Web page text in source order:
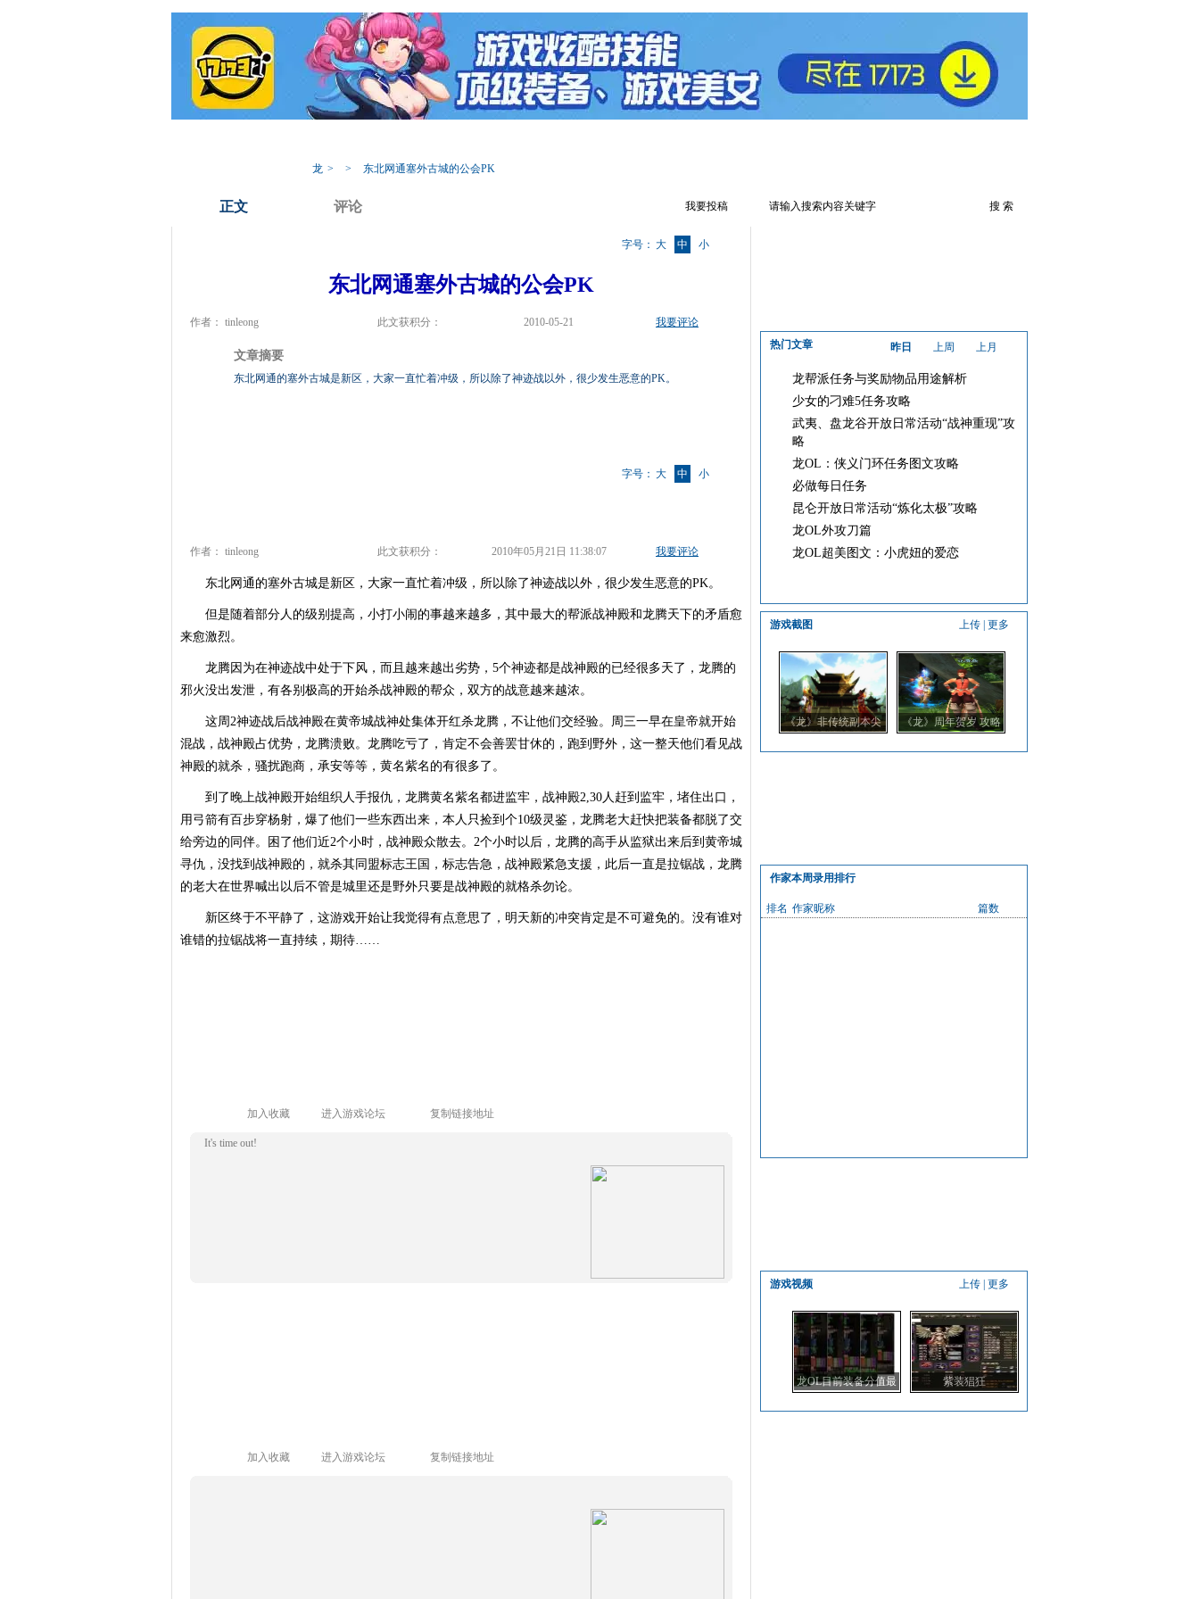
龙 > > 东北网通塞外古城的公会PK
正文 评论 我要投稿
字号： 大 中 小
东北网通塞外古城的公会PK
作者： tinleong 此文获积分： 2010-05-21 我要评论
文章摘要
东北网通的塞外古城是新区，大家一直忙着冲级，所以除了神迹战以外，很少发生恶意的PK。
字号： 大 中 小
作者： tinleong 此文获积分： 2010年05月21日 11:38:07 我要评论
东北网通的塞外古城是新区，大家一直忙着冲级，所以除了神迹战以外，很少发生恶意的PK。
但是随着部分人的级别提高，小打小闹的事越来越多，其中最大的帮派战神殿和龙腾天下的矛盾愈
来愈激烈。
龙腾因为在神迹战中处于下风，而且越来越出劣势，5个神迹都是战神殿的已经很多天了，龙腾的
邪火没出发泄，有各别极高的开始杀战神殿的帮众，双方的战意越来越浓。
这周2神迹战后战神殿在黄帝城战神处集体开红杀龙腾，不让他们交经验。周三一早在皇帝就开始
混战，战神殿占优势，龙腾溃败。龙腾吃亏了，肯定不会善罢甘休的，跑到野外，这一整天他们看见战
神殿的就杀，骚扰跑商，承安等等，黄名紫名的有很多了。
到了晚上战神殿开始组织人手报仇，龙腾黄名紫名都进监牢，战神殿2,30人赶到监牢，堵住出口，
用弓箭有百步穿杨射，爆了他们一些东西出来，本人只捡到个10级灵鉴，龙腾老大赶快把装备都脱了交
给旁边的同伴。困了他们近2个小时，战神殿众散去。2个小时以后，龙腾的高手从监狱出来后到黄帝城
寻仇，没找到战神殿的，就杀其同盟标志王国，标志告急，战神殿紧急支援，此后一直是拉锯战，龙腾
的老大在世界喊出以后不管是城里还是野外只要是战神殿的就格杀勿论。
新区终于不平静了，这游戏开始让我觉得有点意思了，明天新的冲突肯定是不可避免的。没有谁对
谁错的拉锯战将一直持续，期待……
加入收藏 进入游戏论坛 复制链接地址
It's time out!
加入收藏 进入游戏论坛 复制链接地址
热门文章 昨日 上周 上月
龙帮派任务与奖励物品用途解析
少女的刁难5任务攻略
武夷、盘龙谷开放日常活动“战神重现”攻
略
龙OL：侠义门环任务图文攻略
必做每日任务
昆仑开放日常活动“炼化太极”攻略
龙OL外攻刀篇
龙OL超美图文：小虎妞的爱恋
上传 更多
游戏截图
《龙》非传统副本尖
《龙》周年贺岁 攻略
作家本周录用排行
篇数
排名 作家昵称
上传 更多
游戏视频
龙OL目前装备分值最
紫装猖狂